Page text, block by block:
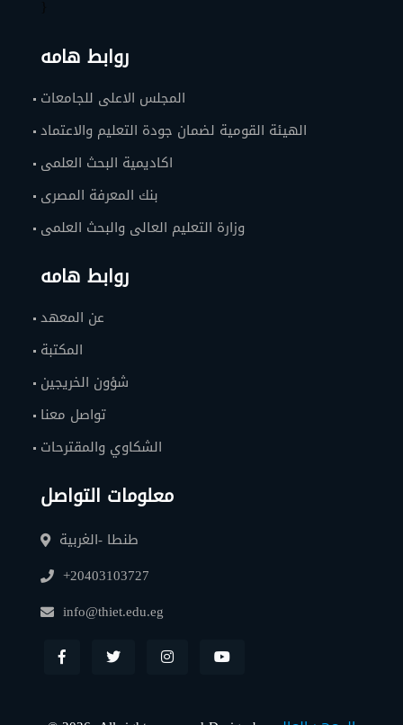
روابط هامه
المجلس الاعلى للجامعات
الهيئة القومية لضمان جودة التعليم والاعتماد
اكاديمية البحث العلمى
بنك المعرفة المصرى
وزارة التعليم العالى والبحث العلمى
روابط هامه
عن المعهد
المكتبة
شؤون الخريجين
تواصل معنا
الشكاوي والمقترحات
معلومات التواصل
طنطا -الغربية
+20403103727
info@thiet.edu.eg